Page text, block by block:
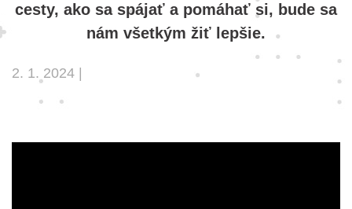
cesty, ako sa spájať a pomáhať si, bude sa
nám všetkým žiť lepšie.
2. 1. 2024 |